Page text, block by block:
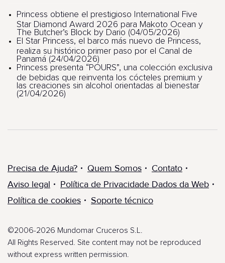
Princess obtiene el prestigioso International Five
Star Diamond Award 2026 para Makoto Ocean y
The Butcher’s Block by Dario (04/05/2026)
El Star Princess, el barco más nuevo de Princess,
realiza su histórico primer paso por el Canal de
Panamá (24/04/2026)
Princess presenta “POURS”, una colección exclusiva
de bebidas que reinventa los cócteles premium y
las creaciones sin alcohol orientadas al bienestar
(21/04/2026)
Precisa de Ajuda? Quem Somos
Contato
Aviso legal
Política de Privacidade Dados da Web
Política de cookies
Soporte técnico
©2006-2026 Mundomar Cruceros S.L.
All Rights Reserved. Site content may not be reproduced
without express written permission.